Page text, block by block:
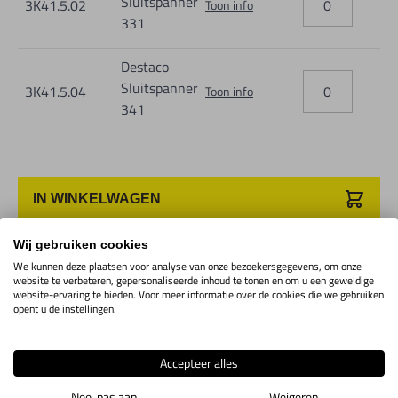
28,59659
3313 6,76,7 56,515180
Modelnr.L2MS
3239M427,5
33112,3M5 35,5
34119 M8 66,5
3K41.5.02
331
Toon info
3K41.5.04
Destaco
Sluitspanner
341
Toon info
IN WINKELWAGEN
Productomschrijving
Compacte bouwvorm, eenvoudige handbediening.
Hoge spankracht. Met gepatenteerde hendel.
Alle draaipunten uit hoogwaardig roestvaststaal gemaakt om
Wij gebruiken cookies
We kunnen deze plaatsen voor analyse van onze bezoekersgegevens, om onze
website te verbeteren, gepersonaliseerde inhoud te tonen en om u een geweldige
website-ervaring te bieden. Voor meer informatie over de cookies die we gebruiken
opent u de instellingen.
Accepteer alles